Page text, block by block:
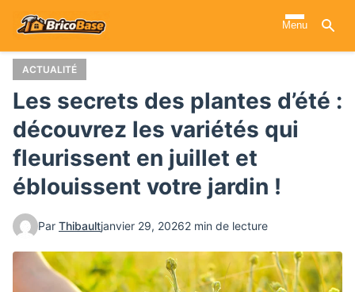
contenu
principal
Menu
ACTUALITÉ
Les secrets des plantes d’été :
découvrez les variétés qui
fleurissent en juillet et
éblouissent votre jardin !
Par Thibaultjanvier 29, 20262 min de lecture